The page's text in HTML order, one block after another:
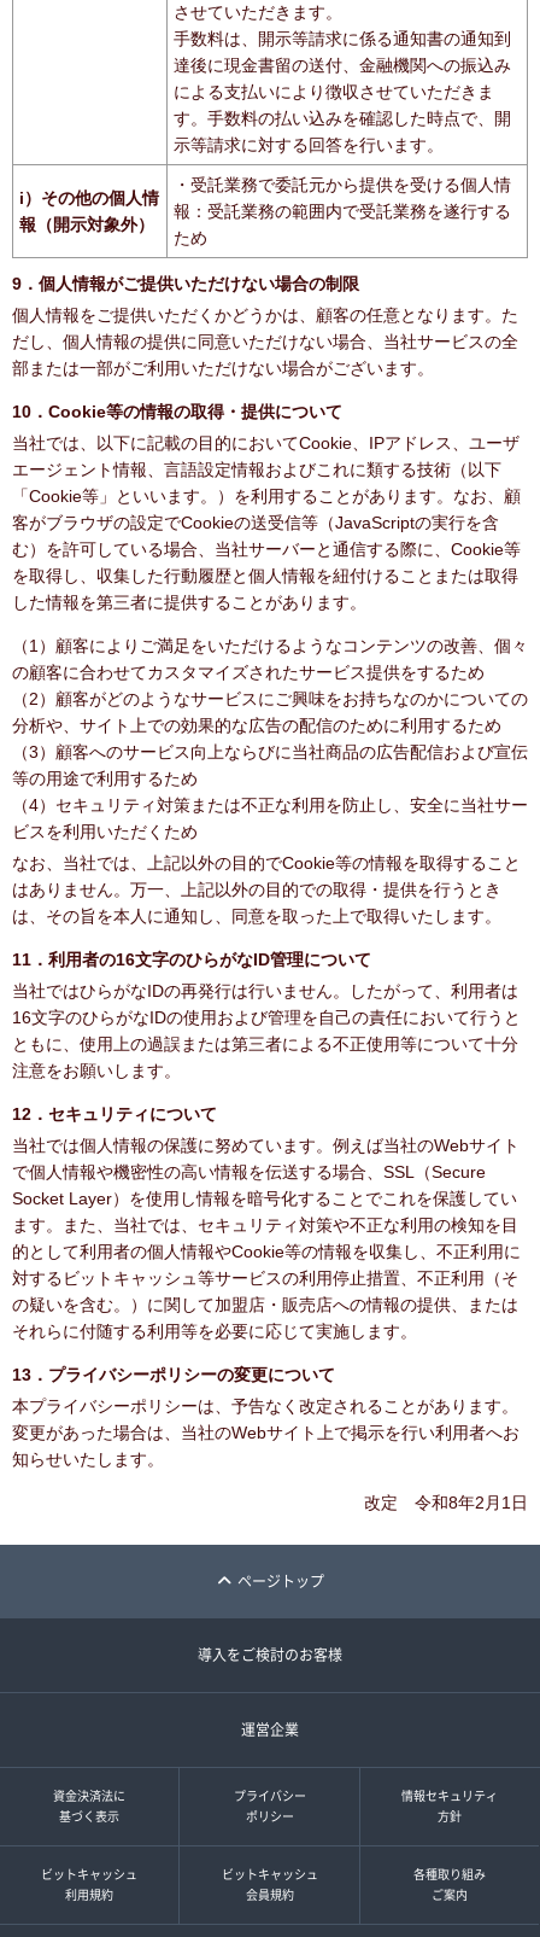
させていただきます。
手数料は、開示等請求に係る通知書の通知到
達後に現金書留の送付、金融機関への振込み
による支払いにより徴収させていただきま
す。手数料の払い込みを確認した時点で、開
示等請求に対する回答を行います。
i）その他の個人情
報（開示対象外）
・受託業務で委託元から提供を受ける個人情
報：受託業務の範囲内で受託業務を遂行する
ため
9．個人情報がご提供いただけない場合の制限
個人情報をご提供いただくかどうかは、顧客の任意となります。た
だし、個人情報の提供に同意いただけない場合、当社サービスの全
部または一部がご利用いただけない場合がございます。
10．Cookie等の情報の取得・提供について
当社では、以下に記載の目的においてCookie、IPアドレス、ユーザ
エージェント情報、言語設定情報およびこれに類する技術（以下
「Cookie等」といいます。）を利用することがあります。なお、顧
客がブラウザの設定でCookieの送受信等（JavaScriptの実行を含
む）を許可している場合、当社サーバーと通信する際に、Cookie等
を取得し、収集した行動履歴と個人情報を紐付けることまたは取得
した情報を第三者に提供することがあります。
（1）顧客によりご満足をいただけるようなコンテンツの改善、個々
の顧客に合わせてカスタマイズされたサービス提供をするため
（2）顧客がどのようなサービスにご興味をお持ちなのかについての
分析や、サイト上での効果的な広告の配信のために利用するため
（3）顧客へのサービス向上ならびに当社商品の広告配信および宣伝
等の用途で利用するため
（4）セキュリティ対策または不正な利用を防止し、安全に当社サー
ビスを利用いただくため
なお、当社では、上記以外の目的でCookie等の情報を取得すること
はありません。万一、上記以外の目的での取得・提供を行うとき
は、その旨を本人に通知し、同意を取った上で取得いたします。
11．利用者の16文字のひらがなID管理について
当社ではひらがなIDの再発行は行いません。したがって、利用者は
16文字のひらがなIDの使用および管理を自己の責任において行うと
ともに、使用上の過誤または第三者による不正使用等について十分
注意をお願いします。
12．セキュリティについて
当社では個人情報の保護に努めています。例えば当社のWebサイト
で個人情報や機密性の高い情報を伝送する場合、SSL（Secure
Socket Layer）を使用し情報を暗号化することでこれを保護してい
ます。また、当社では、セキュリティ対策や不正な利用の検知を目
的として利用者の個人情報やCookie等の情報を収集し、不正利用に
対するビットキャッシュ等サービスの利用停止措置、不正利用（そ
の疑いを含む。）に関して加盟店・販売店への情報の提供、または
それらに付随する利用等を必要に応じて実施します。
13．プライバシーポリシーの変更について
本プライバシーポリシーは、予告なく改定されることがあります。
変更があった場合は、当社のWebサイト上で掲示を行い利用者へお
知らせいたします。
改定 令和8年2月1日
ページトップ
導入をご検討のお客様
運営企業
資金決済法に
基づく表示
プライバシー
ポリシー
情報セキュリティ
方針
ビットキャッシュ
利用規約
ビットキャッシュ
会員規約
各種取り組み
ご案内